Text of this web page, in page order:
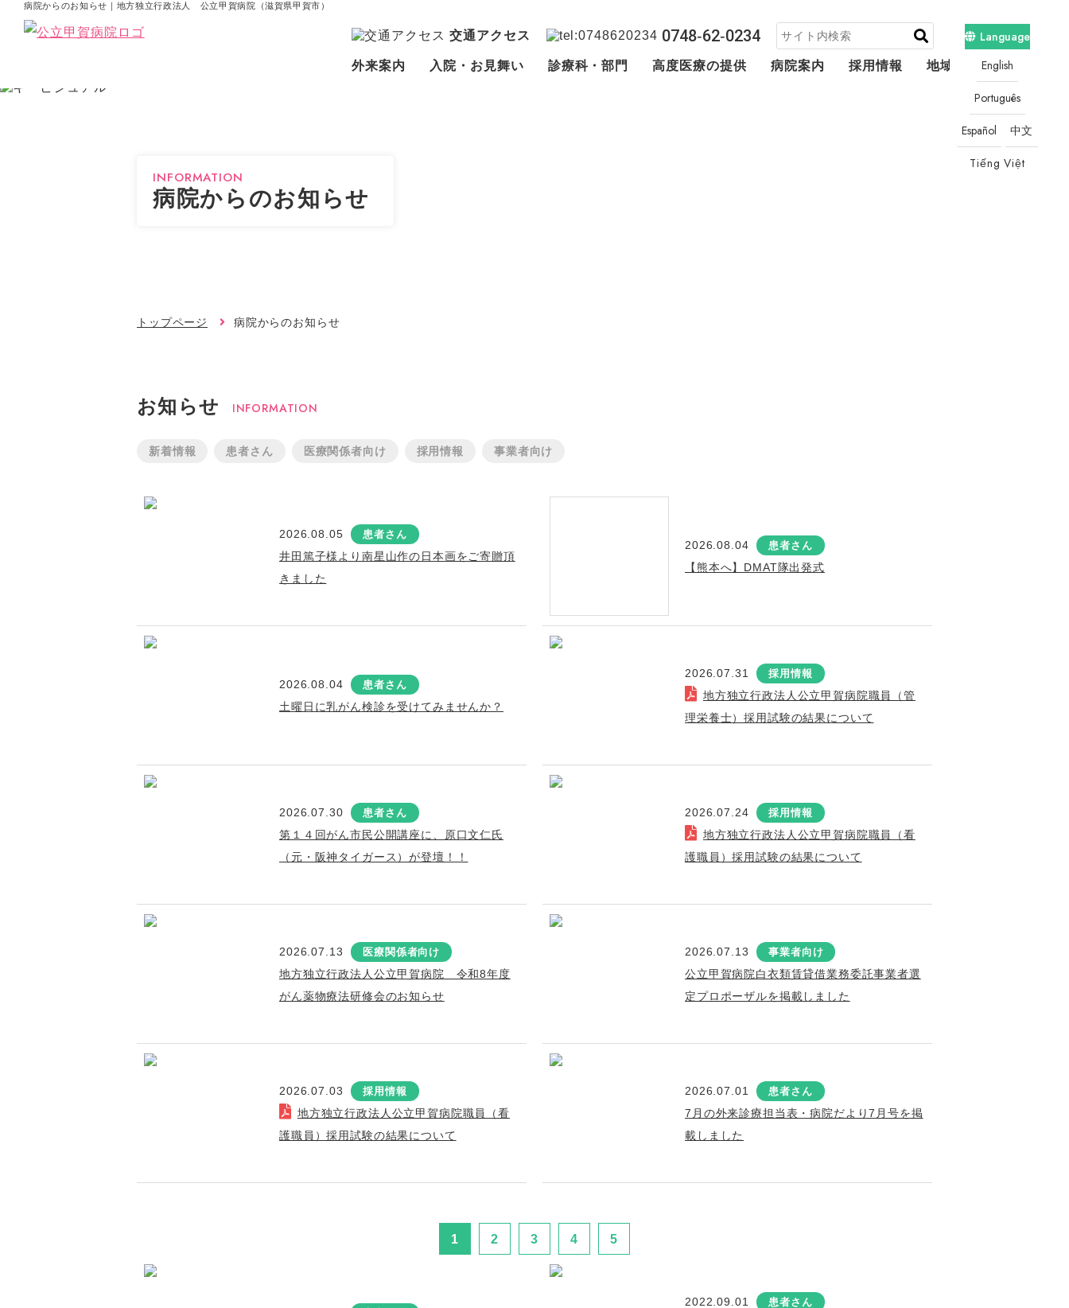
病院からのお知らせ｜地方独立行政法人 公立甲賀病院（滋賀県甲賀市）
交通アクセス 0748‐62‐0234
Language
English
Português
Español 中文
Tiếng Việt
外来案内 入院・お見舞い 診療科・部門 高度医療の提供 病院案内 採用情報 地域連携・相談
INFORMATION
病院からのお知らせ
トップページ 病院からのお知らせ
お知らせ INFORMATION
新着情報 患者さん 医療関係者向け 採用情報 事業者向け
2026.08.05 患者さん
井田篤子様より南星山作の日本画をご寄贈頂
きました
2026.08.04 患者さん
【熊本へ】DMAT隊出発式
2026.08.04 患者さん
土曜日に乳がん検診を受けてみませんか？
2026.07.31 採用情報
地方独立行政法人公立甲賀病院職員（管
理栄養士）採用試験の結果について
2026.07.30 患者さん
第１４回がん市民公開講座に、原口文仁氏
（元・阪神タイガース）が登壇！！
2026.07.24 採用情報
地方独立行政法人公立甲賀病院職員（看
護職員）採用試験の結果について
2026.07.13 医療関係者向け
地方独立行政法人公立甲賀病院 令和8年度
がん薬物療法研修会のお知らせ
2026.07.13 事業者向け
公立甲賀病院白衣類賃貸借業務委託事業者選
定プロポーザルを掲載しました
2026.07.03 採用情報
地方独立行政法人公立甲賀病院職員（看
護職員）採用試験の結果について
2026.07.01 患者さん
7月の外来診療担当表・病院だより7月号を掲
載しました
1 2 3 4 5
2022.09.01 患者さん